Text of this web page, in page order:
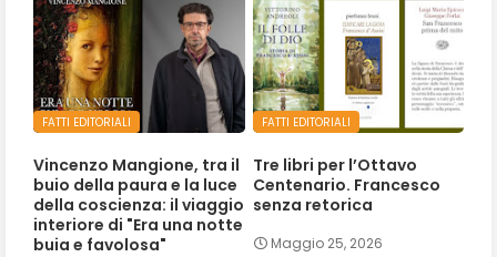
FATTI EDITORIALI
Vincenzo Mangione, tra il
buio della paura e la luce
della coscienza: il viaggio
interiore di "Era una notte
buia e favolosa"
FATTI EDITORIALI
Tre libri per l’Ottavo
Centenario. Francesco
senza retorica
Maggio 25, 2026